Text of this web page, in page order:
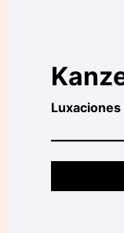
Luxaciones